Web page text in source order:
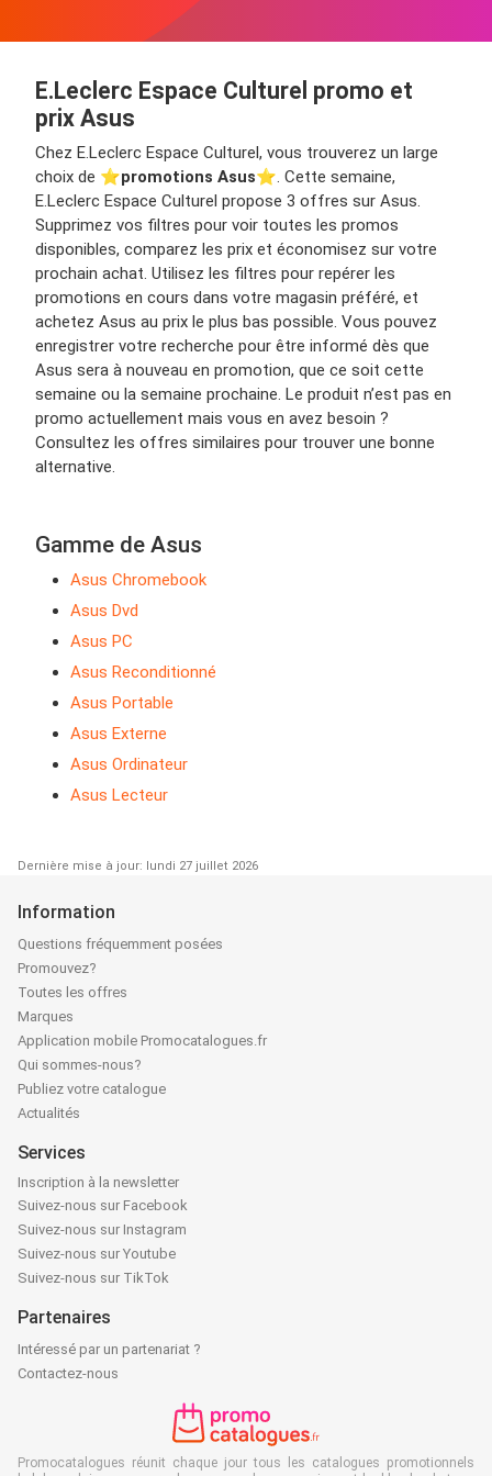
E.Leclerc Espace Culturel promo et
prix Asus
Chez E.Leclerc Espace Culturel, vous trouverez un large
choix de ⭐️promotions Asus⭐️. Cette semaine,
E.Leclerc Espace Culturel propose 3 offres sur Asus.
Supprimez vos filtres pour voir toutes les promos
disponibles, comparez les prix et économisez sur votre
prochain achat. Utilisez les filtres pour repérer les
promotions en cours dans votre magasin préféré, et
achetez Asus au prix le plus bas possible. Vous pouvez
enregistrer votre recherche pour être informé dès que
Asus sera à nouveau en promotion, que ce soit cette
semaine ou la semaine prochaine. Le produit n’est pas en
promo actuellement mais vous en avez besoin ?
Consultez les offres similaires pour trouver une bonne
alternative.
Gamme de Asus
Asus Chromebook
Asus Dvd
Asus PC
Asus Reconditionné
Asus Portable
Asus Externe
Asus Ordinateur
Asus Lecteur
Dernière mise à jour: lundi 27 juillet 2026
Information
Questions fréquemment posées
Promouvez?
Toutes les offres
Marques
Application mobile Promocatalogues.fr
Qui sommes-nous?
Publiez votre catalogue
Actualités
Services
Inscription à la newsletter
Suivez-nous sur Facebook
Suivez-nous sur Instagram
Suivez-nous sur Youtube
Suivez-nous sur TikTok
Partenaires
Intéressé par un partenariat ?
Contactez-nous
Promocatalogues réunit chaque jour tous les catalogues promotionnels